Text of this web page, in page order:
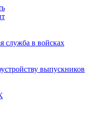
служба в войсках
выпускников